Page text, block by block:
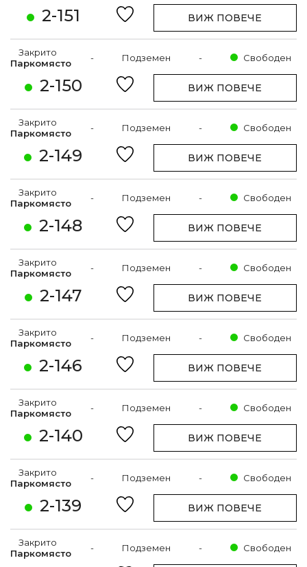
2-151 ВИЖ ПОВЕЧЕ
2-150
Закрито
Паркомясто
- Подземен - Свободен
ВИЖ ПОВЕЧЕ
2-149
Закрито
Паркомясто
- Подземен - Свободен
ВИЖ ПОВЕЧЕ
2-148
Закрито
Паркомясто
- Подземен - Свободен
ВИЖ ПОВЕЧЕ
2-147
Закрито
Паркомясто
- Подземен - Свободен
ВИЖ ПОВЕЧЕ
2-146
Закрито
Паркомясто
- Подземен - Свободен
ВИЖ ПОВЕЧЕ
2-140
Закрито
Паркомясто
- Подземен - Свободен
ВИЖ ПОВЕЧЕ
2-139
Закрито
Паркомясто
- Подземен - Свободен
ВИЖ ПОВЕЧЕ
Закрито
Паркомясто
- Подземен - Свободен